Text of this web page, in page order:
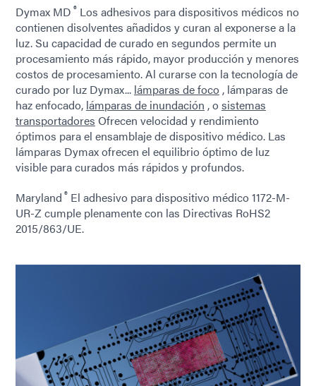
Dymax MD ® Los adhesivos para dispositivos médicos no
contienen disolventes añadidos y curan al exponerse a la
luz. Su capacidad de curado en segundos permite un
procesamiento más rápido, mayor producción y menores
costos de procesamiento. Al curarse con la tecnología de
curado por luz Dymax... lámparas de foco , lámparas de
haz enfocado, lámparas de inundación , osistemas
transportadores Ofrecen velocidad y rendimiento
óptimos para el ensamblaje de dispositivo médico. Las
lámparas Dymax ofrecen el equilibrio óptimo de luz
visible para curados más rápidos y profundos.
Maryland ® El adhesivo para dispositivo médico 1172-M-
UR-Z cumple plenamente con las Directivas RoHS2
2015/863/UE.